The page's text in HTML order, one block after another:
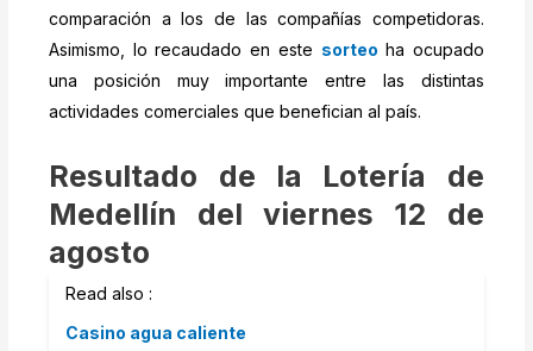
comparación a los de las compañías competidoras.
Asimismo, lo recaudado en este sorteo ha ocupado
una posición muy importante entre las distintas
actividades comerciales que benefician al país.
Resultado de la Lotería de
Medellín del viernes 12 de
agosto
Read also :
Casino agua caliente